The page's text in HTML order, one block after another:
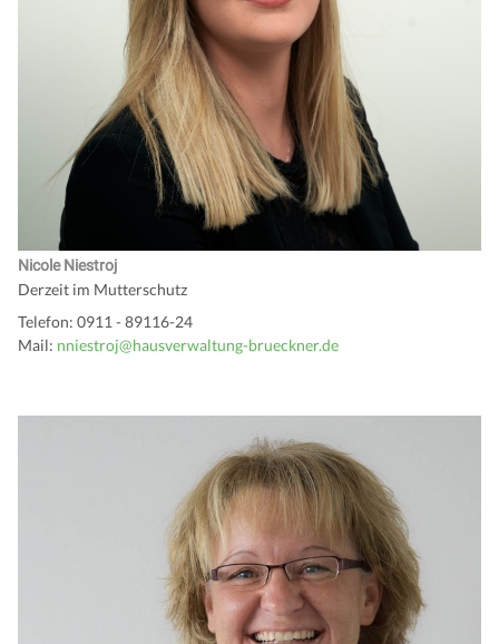
Nicole Niestroj
Derzeit im Mutterschutz
Telefon: 0911 - 89116-24
Mail: nniestroj@hausverwaltung-brueckner.de